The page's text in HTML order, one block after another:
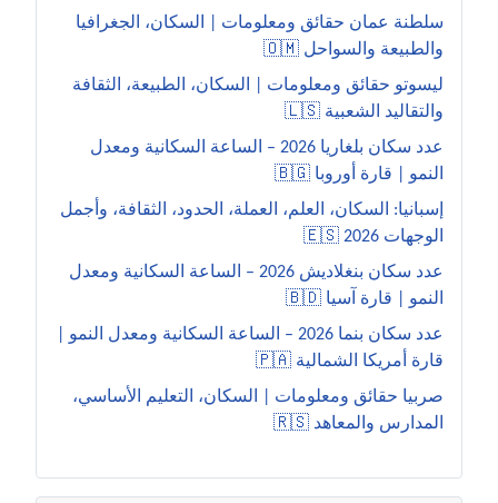
سلطنة عمان حقائق ومعلومات | السكان، الجغرافيا
والطبيعة والسواحل 🇴🇲
ليسوتو حقائق ومعلومات | السكان، الطبيعة، الثقافة
والتقاليد الشعبية 🇱🇸
عدد سكان بلغاريا 2026 – الساعة السكانية ومعدل
النمو | قارة أوروبا 🇧🇬
إسبانيا: السكان، العلم، العملة، الحدود، الثقافة، وأجمل
الوجهات 2026 🇪🇸
عدد سكان بنغلاديش 2026 – الساعة السكانية ومعدل
النمو | قارة آسيا 🇧🇩
عدد سكان بنما 2026 – الساعة السكانية ومعدل النمو |
قارة أمريكا الشمالية 🇵🇦
صربيا حقائق ومعلومات | السكان، التعليم الأساسي،
المدارس والمعاهد 🇷🇸